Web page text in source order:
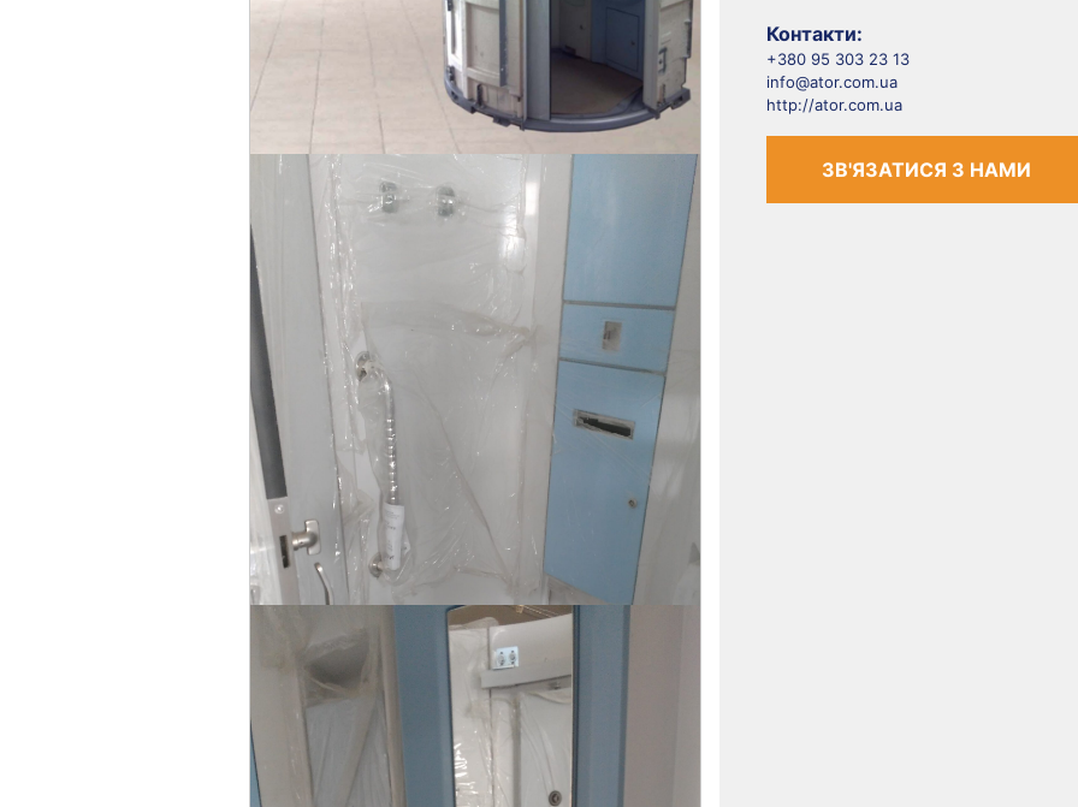
Контакти:
+380 95 303 23 13
info@ator.com.ua
http://ator.com.ua
ЗВ'ЯЗАТИСЯ З НАМИ